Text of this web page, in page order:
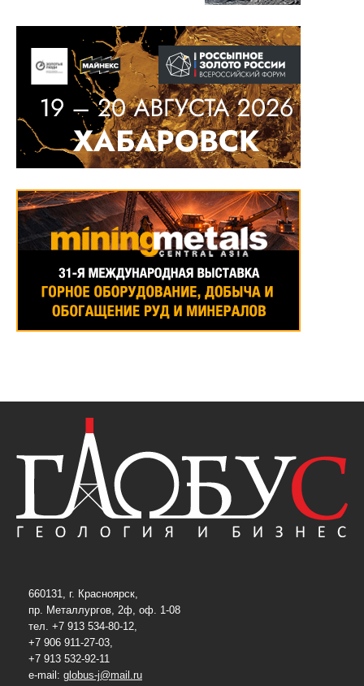
660131, г. Красноярск,
пр. Металлургов, 2ф, оф. 1-08
тел. +7 913 534-80-12,
+7 906 911-27-03,
+7 913 532-92-11
e-mail: globus-j@mail.ru